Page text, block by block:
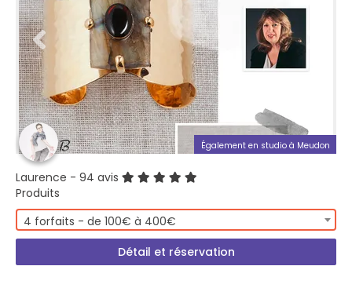
Également en studio à Meudon
Laurence - 94 avis
Produits
4 forfaits - de 100€ à 400€
Détail et réservation